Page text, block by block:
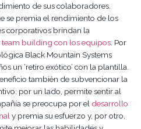
de sus colaboradores.
se premia el rendimiento de los
corporativos brindan la
team building con los equipos . Por
Black Mountain Systems
un ‘retiro exótico’ con la plantilla.
también de subvencionar la
por un lado, permite sentir al
se preocupa por el desarrollo
y premia su esfuerzo y, por otro,